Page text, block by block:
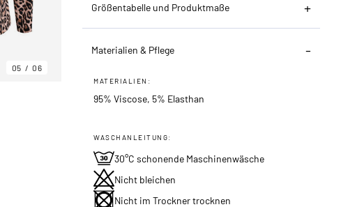
05 06
Größentabelle und Produktmaße
Materialien & Pflege
MATERIALIEN:
95% Viscose, 5% Elasthan
WASCHANLEITUNG:
30°C schonende Maschinenwäsche
Nicht bleichen
Nicht im Trockner trocknen